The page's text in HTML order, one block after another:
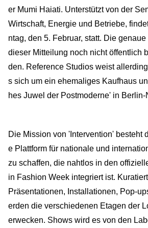
er Mumi Haiati. Unterstützt von der
Wirtschaft, Energie und Betriebe,
ntag, den 5. Februar, statt. Die
dieser Mitteilung noch nicht öffentlich
den. Reference Studios weist
s sich um ein ehemaliges Kaufhaus
hes Juwel der Postmoderne' in
Die Mission von 'Intervention' besteht
e Plattform für nationale und
zu schaffen, die nahtlos in den
in Fashion Week integriert ist.
Präsentationen, Installationen, Pop-
erden die verschiedenen Etagen der
erwecken. Shows wird es von den